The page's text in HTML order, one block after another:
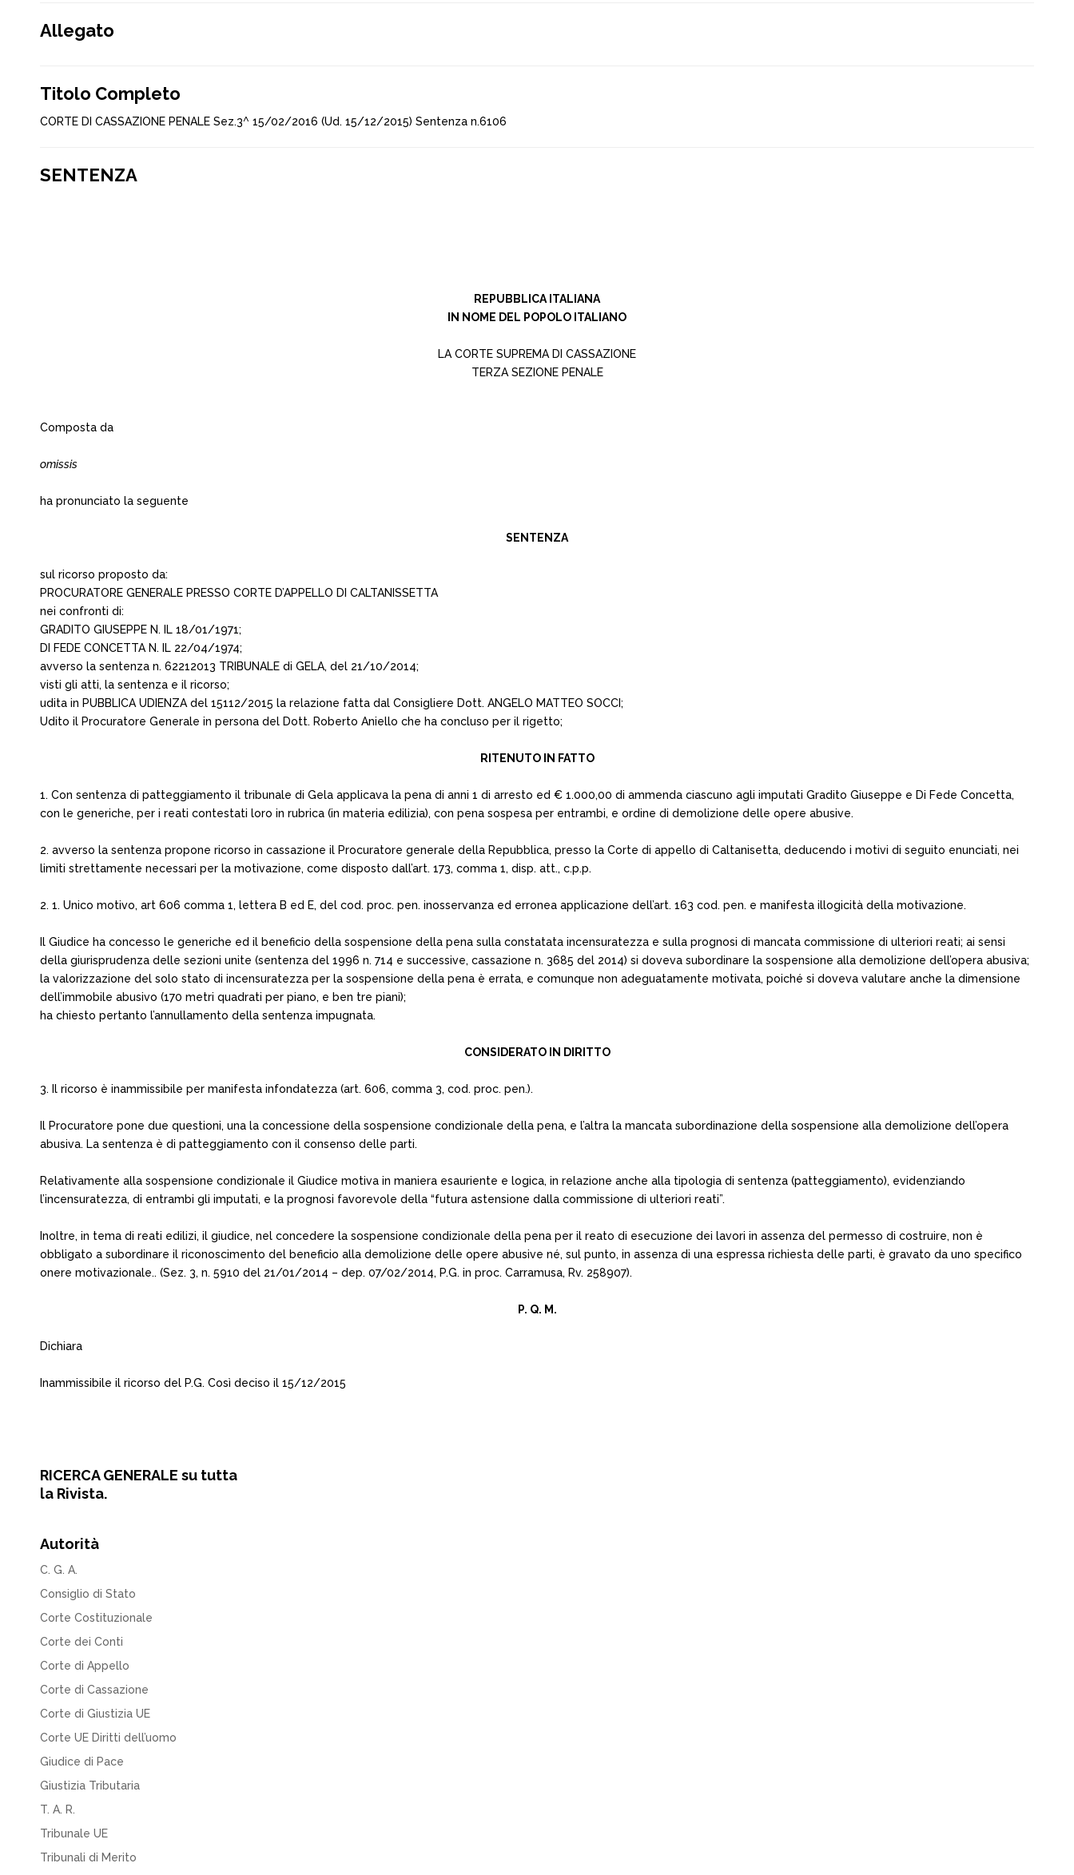
Allegato
Titolo Completo
CORTE DI CASSAZIONE PENALE Sez.3^ 15/02/2016 (Ud. 15/12/2015) Sentenza n.6106
SENTENZA
REPUBBLICA ITALIANA
IN NOME DEL POPOLO ITALIANO
LA CORTE SUPREMA DI CASSAZIONE
TERZA SEZIONE PENALE
Composta da
omissis
ha pronunciato la seguente
SENTENZA
sul ricorso proposto da:
PROCURATORE GENERALE PRESSO CORTE D’APPELLO DI CALTANISSETTA
nei confronti di:
GRADITO GIUSEPPE N. IL 18/01/1971;
DI FEDE CONCETTA N. IL 22/04/1974;
avverso la sentenza n. 62212013 TRIBUNALE di GELA, del 21/10/2014;
visti gli atti, la sentenza e il ricorso;
udita in PUBBLICA UDIENZA del 15112/2015 la relazione fatta dal Consigliere Dott. ANGELO MATTEO SOCCI;
Udito il Procuratore Generale in persona del Dott. Roberto Aniello che ha concluso per il rigetto;
RITENUTO IN FATTO
1. Con sentenza di patteggiamento il tribunale di Gela applicava la pena di anni 1 di arresto ed € 1.000,00 di ammenda ciascuno agli imputati Gradito Giuseppe e Di Fede Concetta,
con le generiche, per i reati contestati loro in rubrica (in materia edilizia), con pena sospesa per entrambi, e ordine di demolizione delle opere abusive.
2. avverso la sentenza propone ricorso in cassazione il Procuratore generale della Repubblica, presso la Corte di appello di Caltanisetta, deducendo i motivi di seguito enunciati, nei
limiti strettamente necessari per la motivazione, come disposto dall’art. 173, comma 1, disp. att., c.p.p.
2. 1. Unico motivo, art 606 comma 1, lettera B ed E, del cod. proc. pen. inosservanza ed erronea applicazione dell’art. 163 cod. pen. e manifesta illogicità della motivazione.
Il Giudice ha concesso le generiche ed il beneficio della sospensione della pena sulla constatata incensuratezza e sulla prognosi di mancata commissione di ulteriori reati; ai sensi
della giurisprudenza delle sezioni unite (sentenza del 1996 n. 714 e successive, cassazione n. 3685 del 2014) si doveva subordinare la sospensione alla demolizione dell’opera abusiva;
la valorizzazione del solo stato di incensuratezza per la sospensione della pena è errata, e comunque non adeguatamente motivata, poiché si doveva valutare anche la dimensione
dell’immobile abusivo (170 metri quadrati per piano, e ben tre piani);
ha chiesto pertanto l’annullamento della sentenza impugnata.
CONSIDERATO IN DIRITTO
3. Il ricorso è inammissibile per manifesta infondatezza (art. 606, comma 3, cod. proc. pen.).
Il Procuratore pone due questioni, una la concessione della sospensione condizionale della pena, e l’altra la mancata subordinazione della sospensione alla demolizione dell’opera
abusiva. La sentenza è di patteggiamento con il consenso delle parti.
Relativamente alla sospensione condizionale il Giudice motiva in maniera esauriente e logica, in relazione anche alla tipologia di sentenza (patteggiamento), evidenziando
l’incensuratezza, di entrambi gli imputati, e la prognosi favorevole della “futura astensione dalla commissione di ulteriori reati”.
Inoltre, in tema di reati edilizi, il giudice, nel concedere la sospensione condizionale della pena per il reato di esecuzione dei lavori in assenza del permesso di costruire, non è
obbligato a subordinare il riconoscimento del beneficio alla demolizione delle opere abusive né, sul punto, in assenza di una espressa richiesta delle parti, è gravato da uno specifico
onere motivazionale.. (Sez. 3, n. 5910 del 21/01/2014 – dep. 07/02/2014, P.G. in proc. Carramusa, Rv. 258907).
P. Q. M.
Dichiara
Inammissibile il ricorso del P.G. Così deciso il 15/12/2015
RICERCA GENERALE su tutta
la Rivista.
Autorità
C. G. A.
Consiglio di Stato
Corte Costituzionale
Corte dei Conti
Corte di Appello
Corte di Cassazione
Corte di Giustizia UE
Corte UE Diritti dell’uomo
Giudice di Pace
Giustizia Tributaria
T. A. R.
Tribunale UE
Tribunali di Merito